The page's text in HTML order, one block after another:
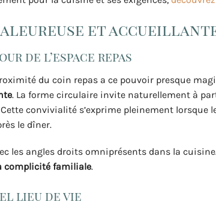
et
de l’espace repas
du coin repas a ce pouvoir presque
. La forme circulaire invite naturellement à
Cette convivialité s’exprime pleinement lorsque
le dîner.
les angles droits omniprésents dans la
complicité familiale.
lieu de vie